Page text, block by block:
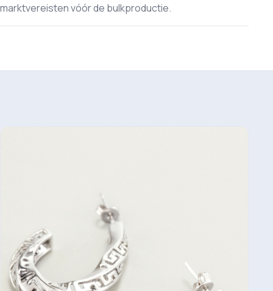
marktvereisten vóór de bulkproductie.